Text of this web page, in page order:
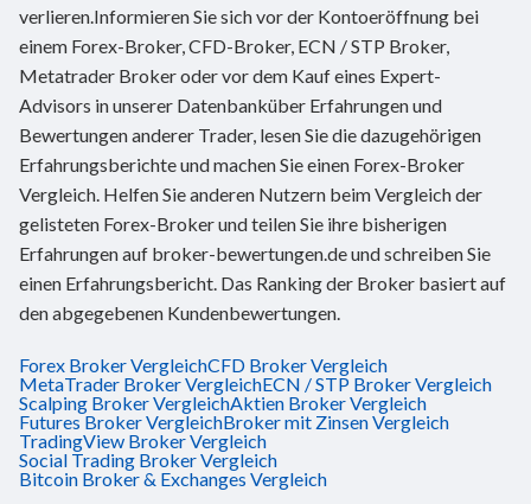
verlieren.Informieren Sie sich vor der Kontoeröffnung bei
einem Forex-Broker, CFD-Broker, ECN / STP Broker,
Metatrader Broker oder vor dem Kauf eines Expert-
Advisors in unserer Datenbanküber Erfahrungen und
Bewertungen anderer Trader, lesen Sie die dazugehörigen
Erfahrungsberichte und machen Sie einen Forex-Broker
Vergleich. Helfen Sie anderen Nutzern beim Vergleich der
gelisteten Forex-Broker und teilen Sie ihre bisherigen
Erfahrungen auf broker-bewertungen.de und schreiben Sie
einen Erfahrungsbericht. Das Ranking der Broker basiert auf
den abgegebenen Kundenbewertungen.
Forex Broker VergleichCFD Broker Vergleich
MetaTrader Broker VergleichECN / STP Broker Vergleich
Scalping Broker VergleichAktien Broker Vergleich
Futures Broker VergleichBroker mit Zinsen Vergleich
TradingView Broker Vergleich
Social Trading Broker Vergleich
Bitcoin Broker & Exchanges Vergleich